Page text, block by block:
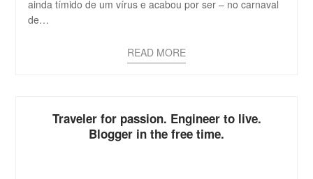
ainda tímido de um vírus e acabou por ser – no carnaval
de…
READ MORE
Traveler for passion. Engineer to live.
Blogger in the free time.